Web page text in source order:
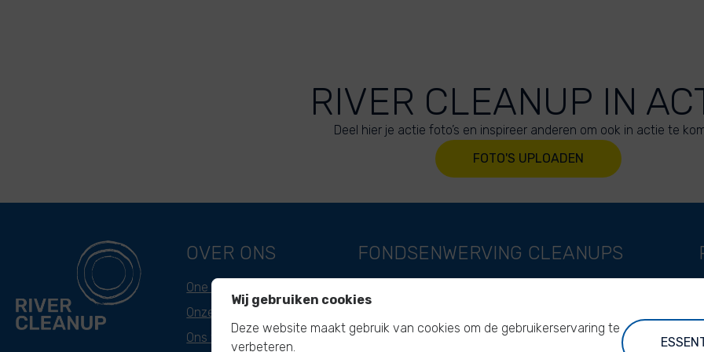
RIVER CLEANUP IN
Deel hier je actie foto’s en inspireer anderen om ook in actie te
FOTO'S UPLOADEN
OVER ONS
One missie
Onze aanpak
Ons verhaal
FONDSENWERVING
Steun als stichting
CLEANUPS
River Cleanup Challenge
Wij gebruiken cookies
Deze website maakt gebruik van cookies om de gebruikerservaring te
verbeteren.